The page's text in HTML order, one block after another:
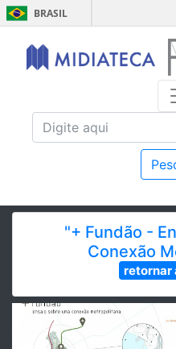
BRASIL
"+ Fundão -
Conexão
retornar